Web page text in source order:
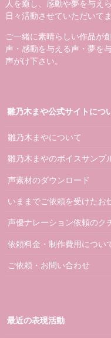
人を癒し、感動や夢を与え
日々活動させていただいてま
ご一緒に素晴らしい作品が
声・感動を与える声・夢を
声がけ下さい。
雛乃木まや公式サイトにつ
雛乃木まやについて
雛乃木まやのボイスサンプ
声素材のダウンロード
いままでご依頼を受けたお
声優ナレーション依頼のク
依頼料金・制作費用につい
ご依頼・お問い合わせ
最近の表現活動